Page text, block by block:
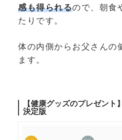
感も得られるので、朝食
たりです。
体の内側からお父さんの
ます。